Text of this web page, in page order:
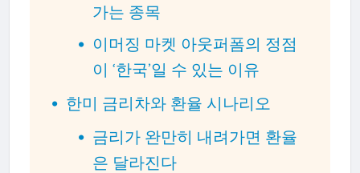
가는 종목
이머징 마켓 아웃퍼폼의 정점
이 ‘한국’일 수 있는 이유
한미 금리차와 환율 시나리오
금리가 완만히 내려가면 환율
은 달라진다